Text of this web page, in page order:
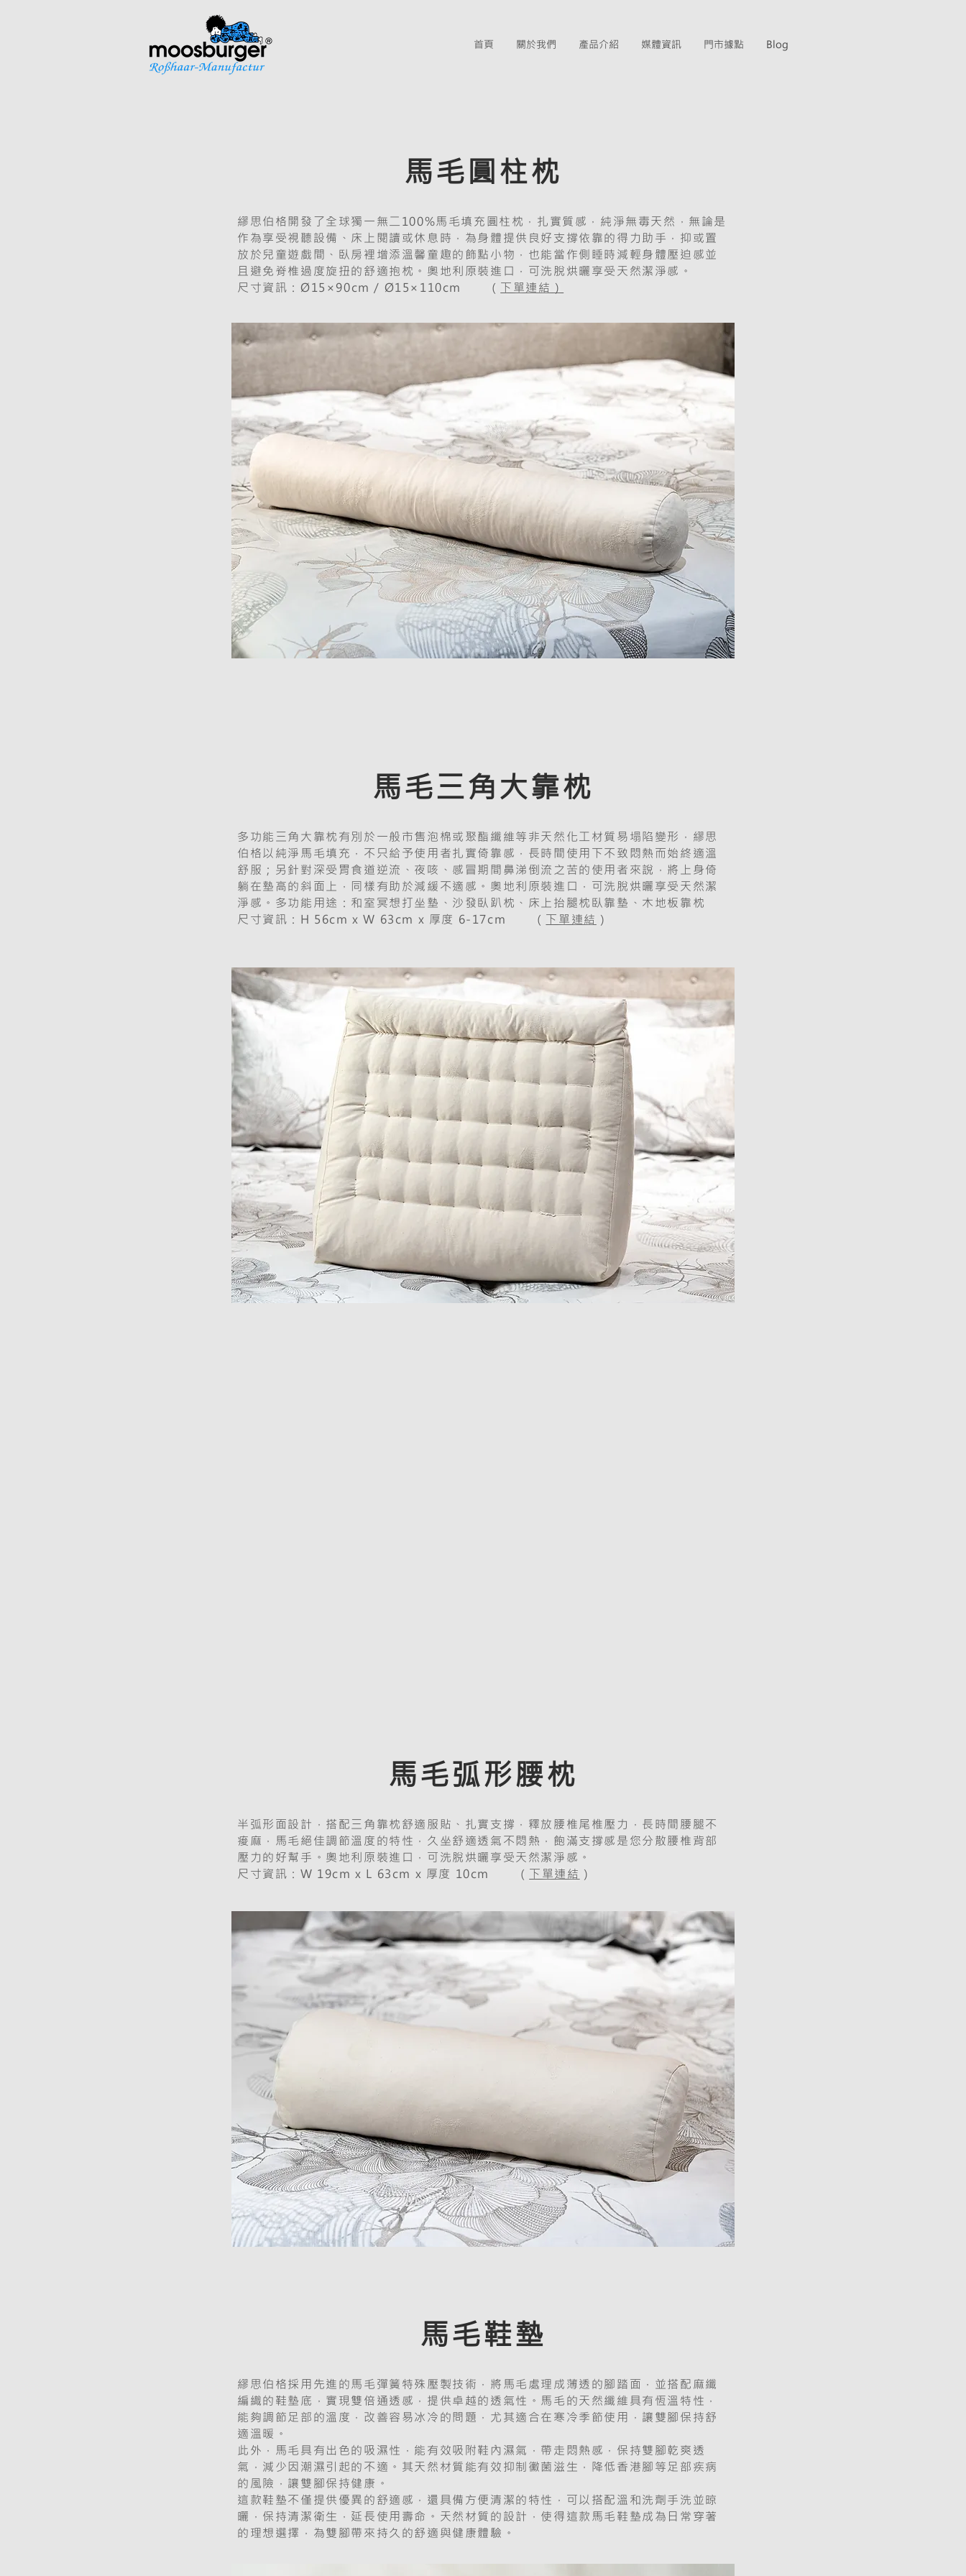
首頁 關於我們 產品介紹 媒體資訊 門市據點 Blog
馬毛圓柱枕
繆思伯格開發了全球獨一無二100%馬毛填充圓柱枕，扎實質感，純淨無毒天然，無論是
作為享受視聽設備、床上閱讀或休息時，為身體提供良好支撐依靠的得力助手，抑或置
放於兒童遊戲間、臥房裡增添溫馨童趣的飾點小物，也能當作側睡時減輕身體壓迫感並
且避免脊椎過度旋扭的舒適抱枕。奧地利原裝進口，可洗脫烘曬享受天然潔淨感。
尺寸資訊：Ø15×90cm / Ø15×110cm （ 下單連結）
馬毛三角大靠枕
多功能三角大靠枕有別於一般市售泡棉或聚酯纖維等非天然化工材質易塌陷變形，繆思
伯格以純淨馬毛填充，不只給予使用者扎實倚靠感，長時間使用下不致悶熱而始終適溫
舒服；另針對深受胃食道逆流、夜咳、感冒期間鼻涕倒流之苦的使用者來說，將上身倚
躺在墊高的斜面上，同樣有助於減緩不適感。奧地利原裝進口，可洗脫烘曬享受天然潔
淨感。多功能用途：和室冥想打坐墊、沙發臥趴枕、床上抬腿枕臥靠墊、木地板靠枕
尺寸資訊：H 56cm x W 63cm x 厚度 6-17cm
（ 下單連結 ）
馬毛弧形腰枕
半弧形面設計，搭配三角靠枕舒適服貼、扎實支撐，釋放腰椎尾椎壓力，長時間腰腿不
痠麻，馬毛絕佳調節溫度的特性，久坐舒適透氣不悶熱，飽滿支撐感是您分散腰椎背部
壓力的好幫手。 奧地利原裝進口，可洗脫烘曬享受天然潔淨感。
尺寸資訊：W 19cm x L 63cm x 厚度 10cm
（ 下單連結 ）
馬毛鞋墊
繆思伯格採用先進的馬毛彈簧特殊壓製技術，將馬毛處理成薄透的腳踏面，並搭配麻纖
編織的鞋墊底，實現雙倍通透感，提供卓越的透氣性。馬毛的天然纖維具有恆溫特性，
能夠調節足部的溫度，改善容易冰冷的問題，尤其適合在寒冷季節使用，讓雙腳保持舒
適溫暖。
此外，馬毛具有出色的吸濕性，能有效吸附鞋內濕氣，帶走悶熱感，保持雙腳乾爽透
氣，減少因潮濕引起的不適。其天然材質能有效抑制黴菌滋生，降低香港腳等足部疾病
的風險，讓雙腳保持健康。
這款鞋墊不僅提供優異的舒適感，還具備方便清潔的特性，可以搭配溫和洗劑手洗並晾
曬，保持清潔衛生，延長使用壽命。天然材質的設計，使得這款馬毛鞋墊成為日常穿著
的理想選擇，為雙腳帶來持久的舒適與健康體驗。